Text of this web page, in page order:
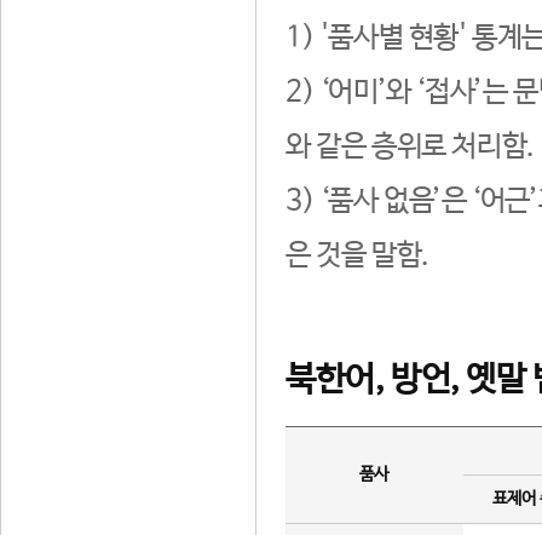
1) '품사별 현황' 통계
2) ‘어미’와 ‘접사’는
와 같은 층위로 처리함.
3) ‘품사 없음’은 ‘어
은 것을 말함.
북한어, 방언, 옛말
품사
표제어